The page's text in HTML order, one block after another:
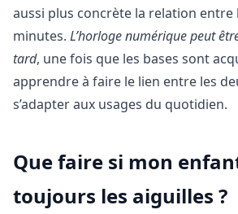
aussi plus concrète la relation entre
minutes. L’horloge numérique peut
tard, une fois que les bases sont
apprendre à faire le lien entre les
s’adapter aux usages du quotidien.
Que faire si mon
toujours les aiguilles ?